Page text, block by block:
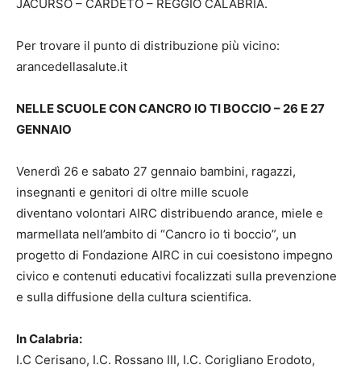
JACURSO – CARDETO – REGGIO CALABRIA.
Per trovare il punto di distribuzione più vicino:
arancedellasalute.it
NELLE SCUOLE CON CANCRO IO TI BOCCIO – 26 E 27
GENNAIO
Venerdì 26 e sabato 27 gennaio bambini, ragazzi,
insegnanti e genitori di oltre mille scuole
diventano volontari AIRC distribuendo arance, miele e
marmellata nell’ambito di “Cancro io ti boccio”, un
progetto di Fondazione AIRC in cui coesistono impegno
civico e contenuti educativi focalizzati sulla prevenzione
e sulla diffusione della cultura scientifica.
In Calabria:
I.C Cerisano, I.C. Rossano III, I.C. Corigliano Erodoto,